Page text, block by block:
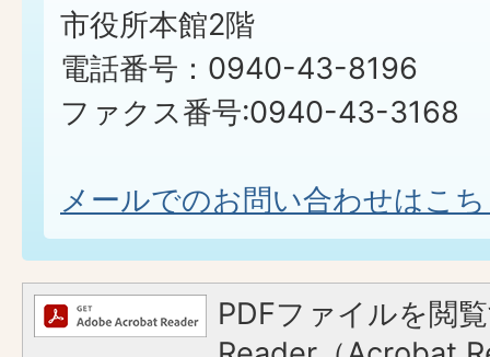
市役所本館2階
電話番号：0940-43-8196
ファクス番号:0940-43-3168
メールでのお問い合わせはこ
PDFファイルを閲